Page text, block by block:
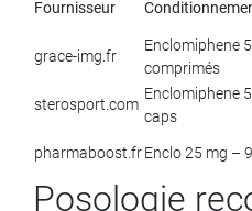
Fournisseur
grace-img.fr
Enclomiphene
comprimés
sterosport.com
Enclomiphene
caps
pharmaboost.frEnclo 25 mg –
Posologie